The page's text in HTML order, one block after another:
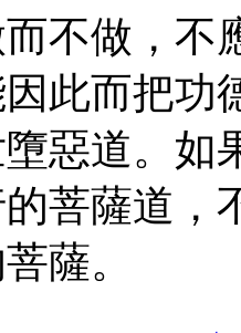
做，不
此而把功
惡道。如
菩薩道，
薩。